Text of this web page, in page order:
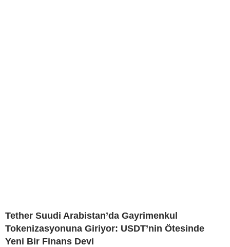
Tether Suudi Arabistan’da Gayrimenkul
Tokenizasyonuna Giriyor: USDT’nin Ötesinde
Yeni Bir Finans Devi